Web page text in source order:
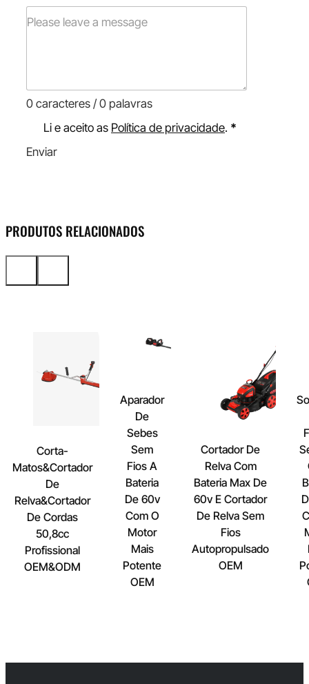
0 caracteres / 0 palavras
Li e aceito as Política de privacidade. *
Enviar
PRODUTOS RELACIONADOS
Corta-
Matos&Cortador
De
Relva&Cortador
De Cordas
50,8cc
Profissional
OEM&ODM
Aparador
De
Sebes
Sem
Fios A
Bateria
De 60v
Com O
Motor
Mais
Potente
OEM
Cortador De
Relva Com
Bateria Max De
60v E Cortador
De Relva Sem
Fios
Autopropulsado
OEM